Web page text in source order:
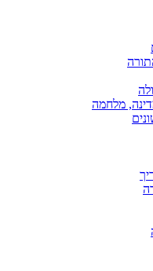
מלחמה